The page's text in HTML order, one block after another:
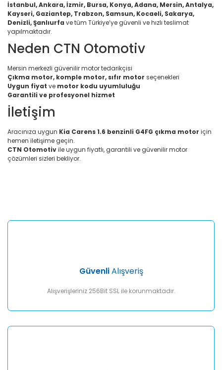
İstanbul, Ankara, İzmir, Bursa, Konya, Adana, Mersin, Antalya,
Kayseri, Gaziantep, Trabzon, Samsun, Kocaeli, Sakarya,
Denizli, Şanlıurfa ve tüm Türkiye’ye güvenli ve hızlı teslimat
yapılmaktadır.
Neden CTN Otomotiv
Mersin merkezli güvenilir motor tedarikçisi
Çıkma motor, komple motor, sıfır motor seçenekleri
Uygun fiyat ve motor kodu uyumluluğu
Garantili ve profesyonel hizmet
İletişim
Aracınıza uygun Kia Carens 1.6 benzinli G4FG çıkma motor için
hemen iletişime geçin.
CTN Otomotivile uygun fiyatlı, garantili ve güvenilir motor
çözümleri sizleri bekliyor.
Yorum Yaz
Ürün fiyatı diğer sitelerden daha pahalı.
GüvenliAlışveriş
Alışverişleriniz 256Bit SSL ile korunmaktadır.